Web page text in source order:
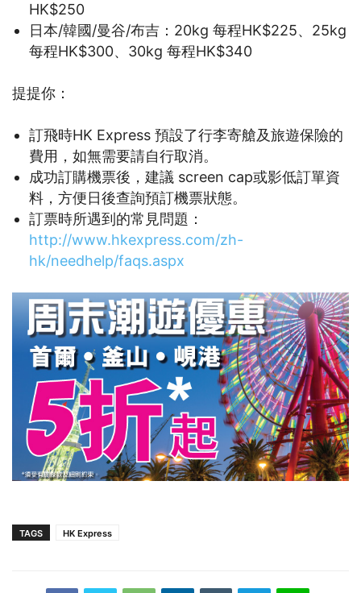
HK$250
日本/韓國/曼谷/布吉：20kg 每程HK$225、25kg
每程HK$300、30kg 每程HK$340
提提你：
訂飛時HK Express 預設了行李寄艙及旅遊保險的
費用，如無需要請自行取消。
成功訂購機票後，建議 screen cap或影低訂單資
料，方便日後查詢預訂機票狀態。
訂票時所遇到的常見問題：
http://www.hkexpress.com/zh-
hk/needhelp/faqs.aspx
TAGS HK Express